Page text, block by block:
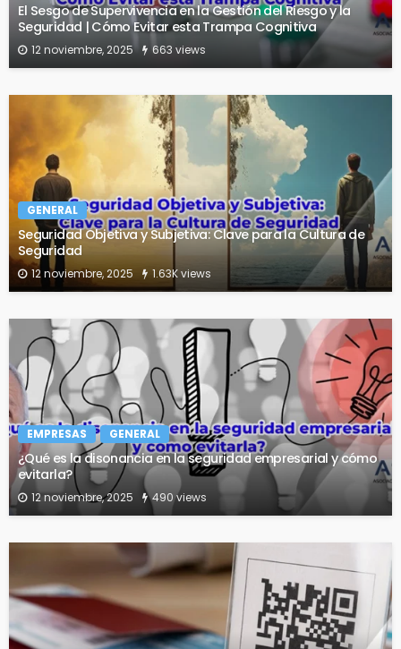
El Sesgo de Supervivencia en la Gestión del Riesgo y la
Seguridad | Cómo Evitar esta Trampa Cognitiva
12 noviembre, 2025 663 views
GENERAL
Seguridad Objetiva y Subjetiva: Clave para la Cultura de
Seguridad
12 noviembre, 2025 1.63K views
EMPRESAS GENERAL
¿Qué es la disonancia en la seguridad empresarial y cómo
evitarla?
12 noviembre, 2025 490 views